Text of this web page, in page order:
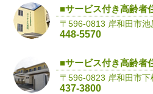
■サービス付き高齢
〒596-0813 岸和田市
448-5570
■サービス付き高齢
〒596-0823 岸和田市下
437-3800